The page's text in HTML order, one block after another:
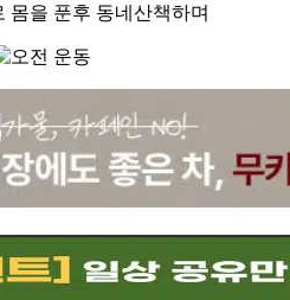
몸을 푼후 동네산책하며